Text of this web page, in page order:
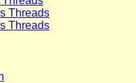
Threads
Threads